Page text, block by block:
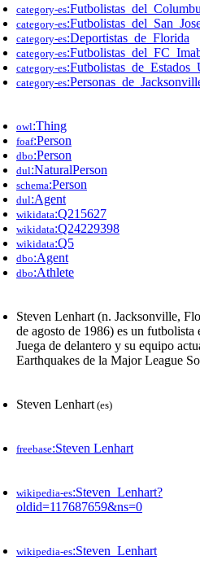
category-es
category-es
category-es:Deportistas_de_Florida
category-es
category-es
category-es
owl:Thing
foaf:Person
dbo:Person
dul:NaturalPerson
schema:Person
dul:Agent
wikidata:Q215627
wikidata:Q24229398
wikidata:Q5
dbo:Agent
dbo:Athlete
Steven Lenhart (n. Jacksonville,
de agosto de 1986) es un futbolista
Juega de delantero y su equipo
Earthquakes de la Major League
Steven Lenhart (es)
freebase:Steven Lenhart
wikipedia-es:Steven_Lenhart?
oldid=117687659&ns=0
wikipedia-es:Steven_Lenhart